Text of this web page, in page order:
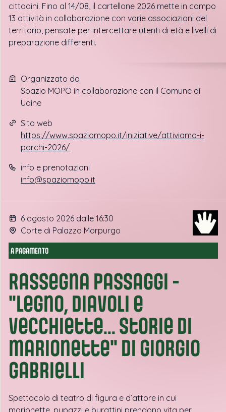
cittadini. Fino al 14/08, il cartellone 2026 mette in campo
13 attività in collaborazione con varie associazioni del
territorio, pensate per intercettare utenti di età e livelli di
preparazione differenti.
Organizzato da
Spazio MOPO in collaborazione con il Comune di
Udine
Sito web
https://www.spaziomopo.it/iniziative/attiviamo-i-
parchi-2026/
info e prenotazioni
info@spaziomopo.it
6 agosto 2026 dalle 16:30
Corte di Palazzo Morpurgo
A PAGAMENTO
Rassegna Passaggi -
"Legno, diavoli e
vecchiette... storie di
marionette" di Giorgio
Gabrielli
Spettacolo di teatro di figura e d’attore in cui
marionette, pupazzi e burattini prendono vita per